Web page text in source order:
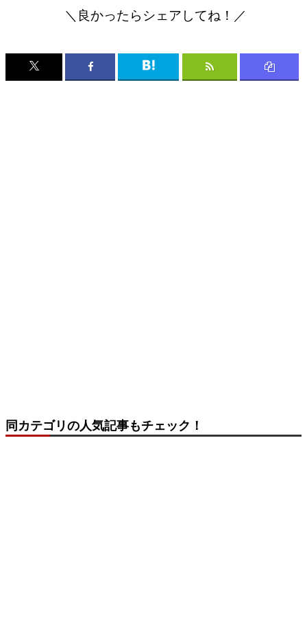
＼良かったらシェアしてね！／
同カテゴリの人気記事もチェック！